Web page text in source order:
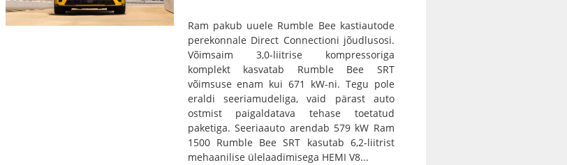
Ram pakub uuele Rumble Bee kastiautode
perekonnale Direct Connectioni jõudlusosi.
Võimsaim 3,0-liitrise kompressoriga
komplekt kasvatab Rumble Bee SRT
võimsuse enam kui 671 kW-ni. Tegu pole
eraldi seeriamudeliga, vaid pärast auto
ostmist paigaldatava tehase toetatud
paketiga. Seeriaauto arendab 579 kW Ram
1500 Rumble Bee SRT kasutab 6,2-liitrist
mehaanilise ülelaadimisega HEMI V8...